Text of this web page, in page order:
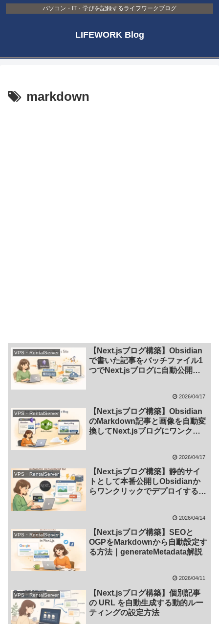
パソコン・IT・学びを記録するライフワークブログ
LIFEWORK Blog
markdown
VPS・RentalServer
【Next.jsブログ構築】Obsidian
で書いた記事をバッチファイル1
つでNext.jsブログに自動公開す
2026/04/17
VPS・RentalServer
【Next.jsブログ構築】Obsidian
のMarkdown記事と画像を自動変
換してNext.jsブログにワンクリ
2026/04/17
VPS・RentalServer
【Next.jsブログ構築】静的サイ
トとして本番公開しObsidianか
らワンクリックでデプロイする方
2026/04/14
VPS・RentalServer
【Next.jsブログ構築】SEOと
OGPをMarkdownから自動設定す
る方法｜generateMetadata解説
2026/04/11
VPS・RentalServer
【Next.jsブログ構築】個別記事
の URL を自動生成する動的ルー
ティングの設定方法